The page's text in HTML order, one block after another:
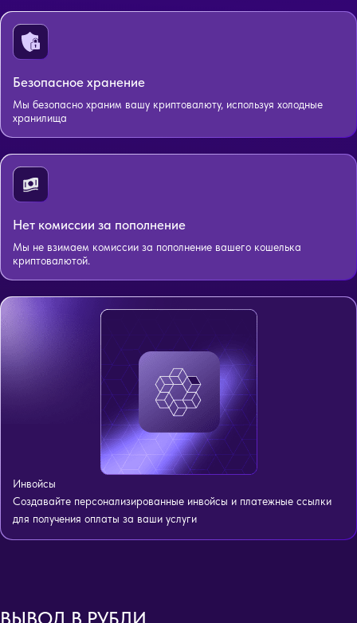
Безопасное хранение
Мы безопасно храним вашу криптовалюту, используя холодные
хранилища
Нет комиссии за пополнение
Мы не взимаем комиссии за пополнение вашего кошелька
криптовалютой.
Инвойсы
Создавайте персонализированные инвойсы и платежные ссылки
для получения оплаты за ваши услуги